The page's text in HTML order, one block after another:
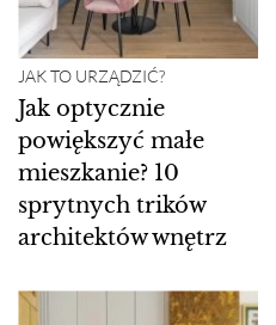
JAK TO URZĄDZIĆ?
Jak optycznie
powiększyć małe
mieszkanie? 10
sprytnych trików
architektów wnętrz